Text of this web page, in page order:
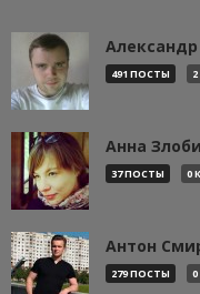
491 ПОСТЫ
Анна
37 ПОСТЫ 0
Антон
279 ПОСТЫ